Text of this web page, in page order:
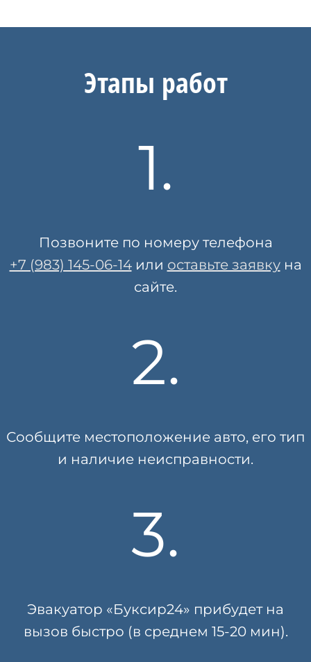
Этапы работ
1.
Позвоните по номеру телефона
+7 (983) 145-06-14или оставьте заявку на
сайте.
2.
Сообщите местоположение авто, его тип
и наличие неисправности.
3.
Эвакуатор «Буксир24» прибудет на
вызов быстро (в среднем 15-20 мин).